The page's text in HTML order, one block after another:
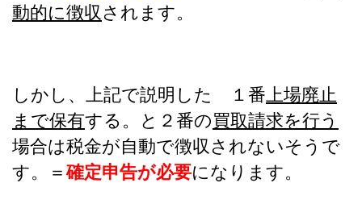
動的に徴収 されます。
しかし、上記で説明した １番 上場廃止
まで保有する。と２番の買取請求を行う
場合は税金が自動で徴収されないそうで
す。＝確定申告が必要になります。